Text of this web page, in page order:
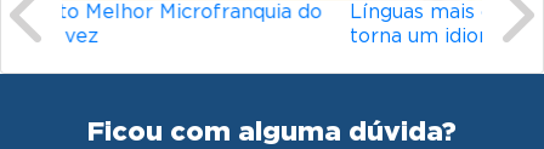
Línguas mais difíceis do mundo: o que
torna um idioma desafiador?
Ficou com alguma dúvida?